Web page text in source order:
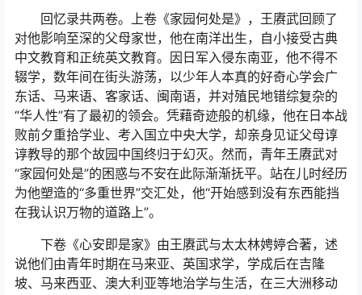
回忆录共两卷。上卷《家园何处是》，王赓武回顾了
对他影响至深的父母家世，他在南洋出生，自小接受古典
中文教育和正统英文教育。因日军入侵东南亚，他不得不
辍学，数年间在街头游荡，以少年人本真的好奇心学会广
东话、马来语、客家话、闽南语，并对殖民地错综复杂的
“华人性”有了最初的领会。凭藉奇迹般的机缘，他在日本战
败前夕重拾学业、考入国立中央大学，却亲身见证父母谆
谆教导的那个故园中国终归于幻灭。然而，青年王赓武对
“家园何处是”的困惑与不安在此际渐渐抚平。站在儿时经历
为他塑造的“多重世界”交汇处，他“开始感到没有东西能挡
在我认识万物的道路上”。
下卷《心安即是家》由王赓武与太太林娉婷合著，述
说他们由青年时期在马来亚、英国求学，学成后在吉隆
坡、马来西亚、澳大利亚等地治学与生活，在三大洲移动